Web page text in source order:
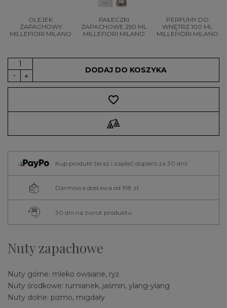
OLEJEK
ZAPACHOWY
MILLEFIORI MILANO
PAŁECZKI
ZAPACHOWE 250 ML
MILLEFIORI MILANO
PERFUMY DO
WNĘTRZ 100 ML
MILLEFIORI MILANO
DODAJ DO KOSZYKA
favorite_border
Kup produkt teraz i zapłać dopiero za 30 dni!
Darmowa dostawa od 198 zł
30 dni na zwrot produktu
Nuty zapachowe
Nuty górne: mleko owsiane, ryż
Nuty środkowe: rumianek, jaśmin, ylang-ylang
Nuty dolne: piżmo, migdały